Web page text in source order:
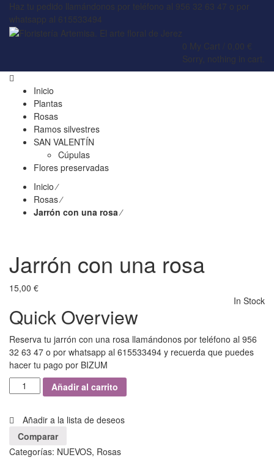
Haz tu pedido llamándonos por teléfono al 956 32 63 47 o por
whatsapp al 615533494
0 My Cart / 0,00
Sorry, nothing in cart.
Inicio
Plantas
Rosas
Ramos silvestres
SAN VALENTÍN
Cúpulas
Flores preservadas
Inicio⁄
Rosas⁄
Jarrón con una rosa⁄
Jarrón con una rosa
15,00 €
In Stock
Quick Overview
Reserva tu jarrón con una rosa llamándonos por teléfono al 956
32 63 47 o por whatsapp al 615533494 y recuerda que puedes
hacer tu pago por BIZUM
Añadir al carrito
Añadir a la lista de deseos
Comparar
Categorías: NUEVOS, Rosas